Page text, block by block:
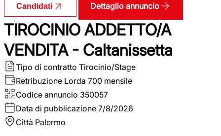
Candidati Dettaglio annuncio
TIROCINIO ADDETTO/A
VENDITA - Caltanissetta
Tipo di contratto Tirocinio/Stage
Retribuzione Lorda 700 mensile
Codice annuncio 350057
Data di pubblicazione 7/8/2026
Città Palermo